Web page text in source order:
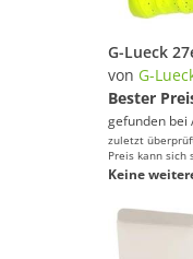
von G-
Bester
gefunden bei
zuletzt
Preis kann sich
Keine